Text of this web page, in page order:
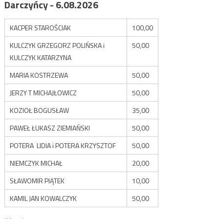
Darczyńcy - 6.08.2026
KACPER STAROŚCIAK
100,00
KULCZYK GRZEGORZ POLIŃSKA i
KULCZYK KATARZYNA
50,00
MARIA KOSTRZEWA
50,00
JERZY T MICHAJŁOWICZ
50,00
KOZIOŁ BOGUSŁAW
35,00
PAWEŁ ŁUKASZ ZIEMIAŃSKI
50,00
POTERA LIDIA i POTERA KRZYSZTOF
50,00
NIEMCZYK MICHAŁ
20,00
SŁAWOMIR PIĄTEK
10,00
KAMIL JAN KOWALCZYK
50,00